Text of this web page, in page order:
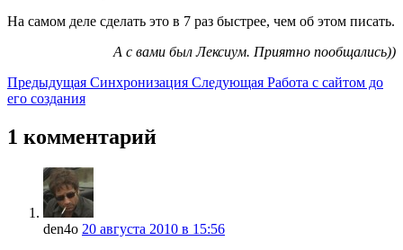
На самом деле сделать это в 7 раз быстрее, чем об этом писать.
А с вами был Лексиум. Приятно пообщались))
Предыдущая Синхронизация Следующая Работа с сайтом до
его создания
1 комментарий
den4o 20 августа 2010 в 15:56